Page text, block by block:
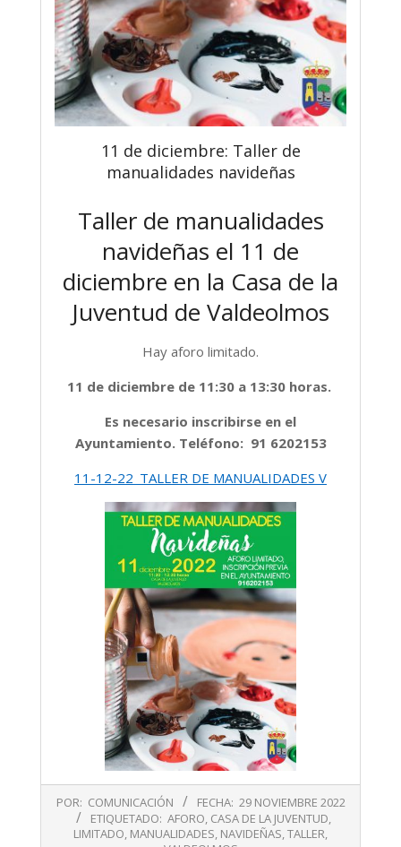
11 de diciembre: Taller de
manualidades navideñas
Taller de manualidades
navideñas el 11 de
diciembre en la Casa de la
Juventud de Valdeolmos
Hay aforo limitado.
11 de diciembre de 11:30 a 13:30 horas.
Es necesario inscribirse en el
Ayuntamiento. Teléfono: 91 6202153
11-12-22_TALLER DE MANUALIDADES V
11-
POR: COMUNICACIÓN FECHA: 29 NOVIEMBRE 2022
ETIQUETADO: AFORO, CASA DE LA JUVENTUD,
LIMITADO, MANUALIDADES, NAVIDEÑAS,TALLER,